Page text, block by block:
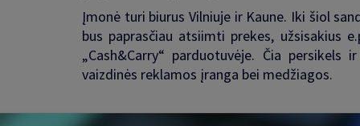
Įmonė turi biurus Vilniuje ir Kaune. Iki šiol
bus paprasčiau atsiimti prekes, užsisakius
„Cash&Carry“ parduotuvėje. Čia
vaizdinės reklamos įranga bei medžiagos.